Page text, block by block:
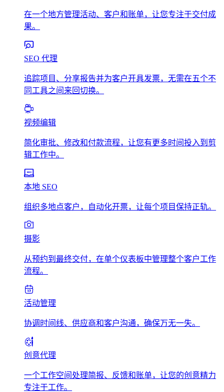
在一个地方管理活动、客户和账单，让您专注于交付成
果。
SEO 代理
追踪项目、分享报告并为客户开具发票，无需在五个不
同工具之间来回切换。
视频编辑
简化审批、修改和付款流程，让您有更多时间投入到剪
辑工作中。
本地 SEO
组织多地点客户，自动化开票，让每个项目保持正轨。
摄影
从预约到最终交付，在单个仪表板中管理整个客户工作
流程。
活动管理
协调时间线、供应商和客户沟通，确保万无一失。
创意代理
一个工作空间处理简报、反馈和账单，让您的创意精力
专注于工作。